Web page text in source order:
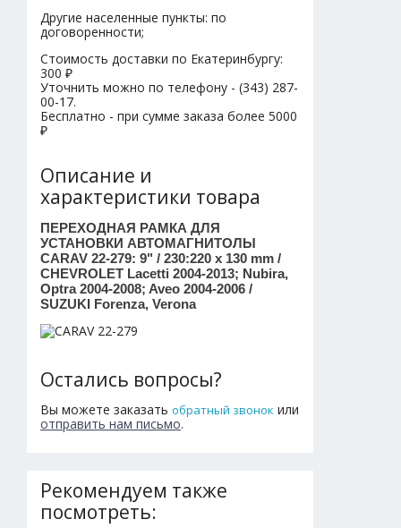
Другие населенные пункты: по
договоренности;
Стоимость доставки по Екатеринбургу:
300 ₽
Уточнить можно по телефону - (343) 287-
00-17.
Бесплатно - при сумме заказа более 5000
₽
Описание и
характеристики товара
ПЕРЕХОДНАЯ РАМКА ДЛЯ
УСТАНОВКИ АВТОМАГНИТОЛЫ
CARAV 22-279: 9" / 230:220 x 130 mm /
CHEVROLET Lacetti 2004-2013; Nubira,
Optra 2004-2008; Aveo 2004-2006 /
SUZUKI Forenza, Verona
Остались вопросы?
Вы можете заказать обратный звонок или
отправить нам письмо.
Рекомендуем также
посмотреть: